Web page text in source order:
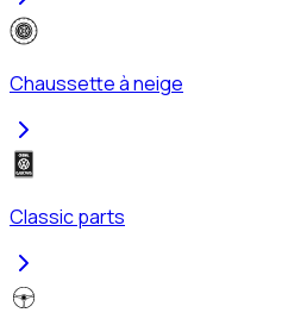
Chaussette à neige
Classic parts